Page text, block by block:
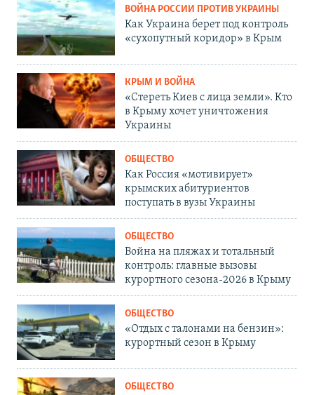
ВОЙНА РОССИИ ПРОТИВ УКРАИНЫ
Как Украина берет под контроль
«сухопутный коридор» в Крым
КРЫМ И ВОЙНА
«Стереть Киев с лица земли». Кто
в Крыму хочет уничтожения
Украины
ОБЩЕСТВО
Как Россия «мотивирует»
крымских абитуриентов
поступать в вузы Украины
ОБЩЕСТВО
Война на пляжах и тотальный
контроль: главные вызовы
курортного сезона-2026 в Крыму
ОБЩЕСТВО
«Отдых с талонами на бензин»:
курортный сезон в Крыму
ОБЩЕСТВО